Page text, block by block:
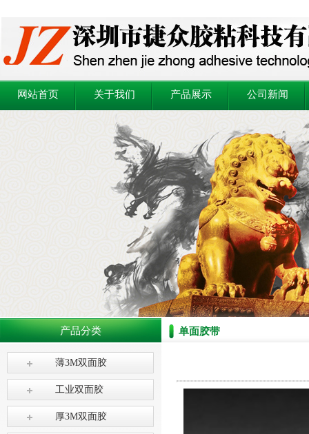
网站首页 关于我们 产品展示 公司新闻
产品分类
薄3M双面胶
工业双面胶
厚3M双面胶
单面胶带